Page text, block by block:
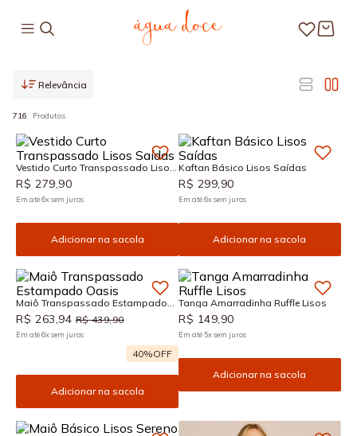
Relevância
716 Produtos
Vestido Curto Transpassado Lisos
Saídas
R$ 279,90
Em até6xsem juros
Adicionar na sacola
Kaftan Básico Lisos Saídas
R$ 299,90
Em até6xsem juros
Adicionar na sacola
Maiô Transpassado Estampado
Oasis
R$ 263,94 R$ 439,90
Em até6xsem juros
40%OFF
Adicionar na sacola
Tanga Amarradinha Ruffle Lisos
R$ 149,90
Em até 5xsem juros
Adicionar na sacola